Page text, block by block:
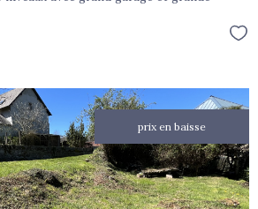
prix en baisse
voir le